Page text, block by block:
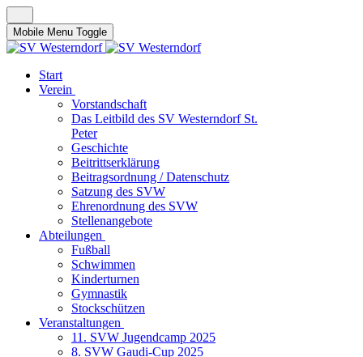
Mobile Menu Toggle
Start
Verein
Vorstandschaft
Das Leitbild des SV Westerndorf St.
Peter
Geschichte
Beitrittserklärung
Beitragsordnung / Datenschutz
Satzung des SVW
Ehrenordnung des SVW
Stellenangebote
Abteilungen
Fußball
Schwimmen
Kinderturnen
Gymnastik
Stockschützen
Veranstaltungen
11. SVW Jugendcamp 2025
8. SVW Gaudi-Cup 2025